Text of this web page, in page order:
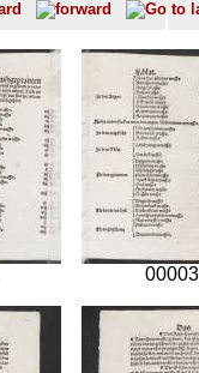
00003